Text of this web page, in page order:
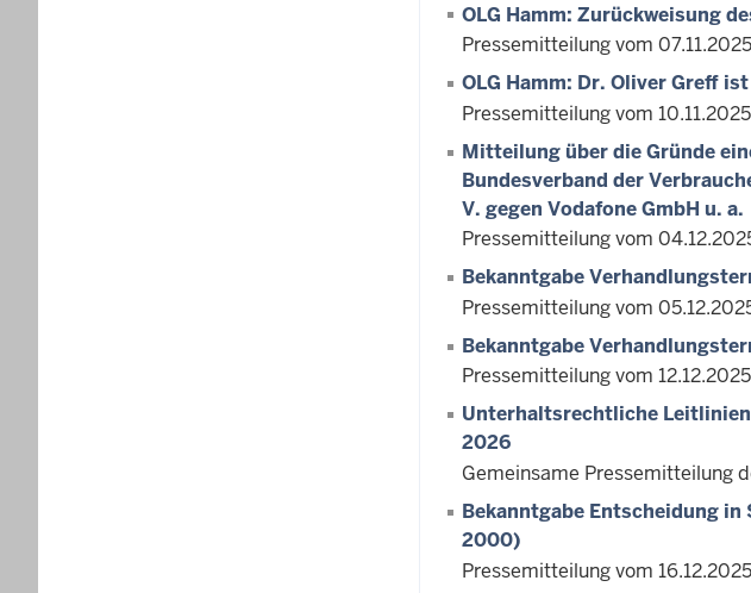
OLG Hamm: Zurückweisung
Pressemitteilung vom 07.11.2025
OLG Hamm: Dr. Oliver Greff
Pressemitteilung vom 10.11.2025
Mitteilung über die Gründe
Bundesverband der
V. gegen Vodafone GmbH u. a.
Pressemitteilung vom
Bekanntgabe
Pressemitteilung vom
Bekanntgabe
Pressemitteilung vom 12.12.2025
Unterhaltsrechtliche Leitlinien
2026
Gemeinsame Pressemitteilung
Bekanntgabe Entscheidung in
2000)
Pressemitteilung vom 16.12.2025